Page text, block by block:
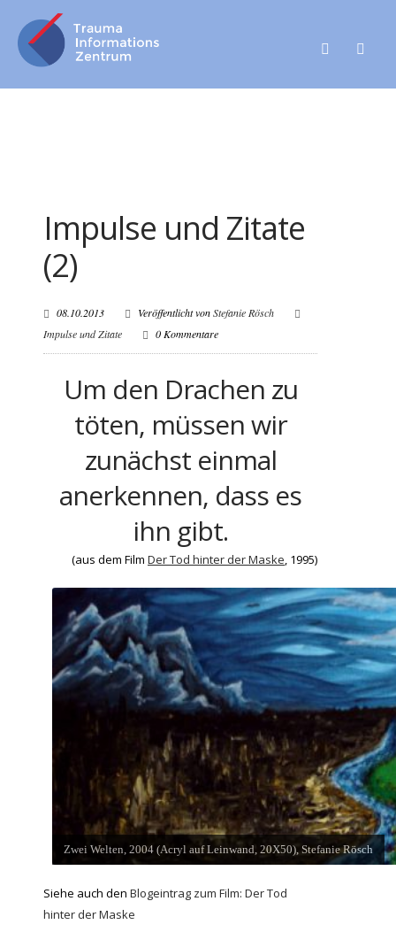
Impulse und Zitate
(2)
08.10.2013 Veröffentlicht vonStefanie Rösch
Impulse und Zitate
0 Kommentare
Um den Drachen zu
töten, müssen wir
zunächst einmal
anerkennen, dass es
ihn gibt.
(aus dem Film Der Tod hinter der Maske, 1995)
Zwei Welten, 2004 (Acryl auf Leinwand, 20X50), Stefanie Rösch
Siehe auch den Blogeintrag zum Film: Der Tod
hinter der Maske